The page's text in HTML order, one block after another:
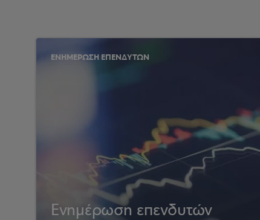
ΕΝΗΜΕΡΩΣΗ ΕΠΕΝΔΥΤΩΝ
Ενημέρωση επενδυτών